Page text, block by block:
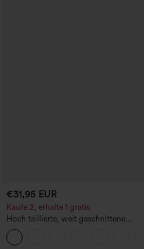
€31,95 EUR
Kaufe 2, erhalte 1 gratis
Hoch taillierte, weit geschnittene
Freizeithose aus Leinenmischung mit
Kordelzug und Taschen